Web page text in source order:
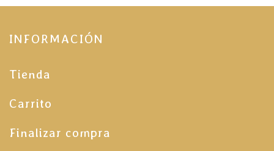
INFORMACIÓN
Tienda
Carrito
Finalizar compra